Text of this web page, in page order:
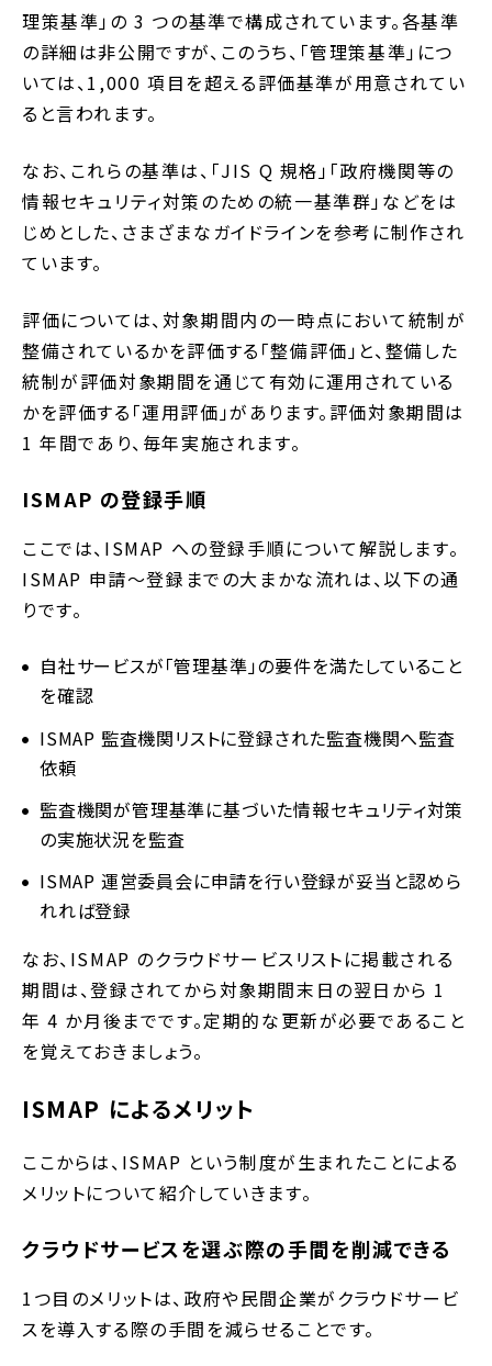
理策基準」の 3 つの基準で構成されています。各基準
の詳細は非公開ですが、このうち、「管理策基準」につ
いては、1,000 項目を超える評価基準が用意されてい
ると言われます。
なお、これらの基準は、「JIS Q 規格」「政府機関等の
情報セキュリティ対策のための統一基準群」などをは
じめとした、さまざまなガイドラインを参考に制作され
ています。
評価については、対象期間内の一時点において統制が
整備されているかを評価する「整備評価」と、整備した
統制が評価対象期間を通じて有効に運用されている
かを評価する「運用評価」があります。評価対象期間は
1 年間であり、毎年実施されます。
ISMAP の登録手順
ここでは、ISMAP への登録手順について解説します。
ISMAP 申請〜登録までの大まかな流れは、以下の通
りです。
自社サービスが「管理基準」の要件を満たしていること
を確認
ISMAP 監査機関リストに登録された監査機関へ監査
依頼
監査機関が管理基準に基づいた情報セキュリティ対策
の実施状況を監査
ISMAP 運営委員会に申請を行い登録が妥当と認めら
れれば登録
なお、ISMAP のクラウドサービスリストに掲載される
期間は、登録されてから対象期間末日の翌日から 1
年 4 か月後までです。定期的な更新が必要であること
を覚えておきましょう。
ISMAP によるメリット
ここからは、ISMAP という制度が生まれたことによる
メリットについて紹介していきます。
クラウドサービスを選ぶ際の手間を削減できる
1つ目のメリットは、政府や民間企業がクラウドサービ
スを導入する際の手間を減らせることです。